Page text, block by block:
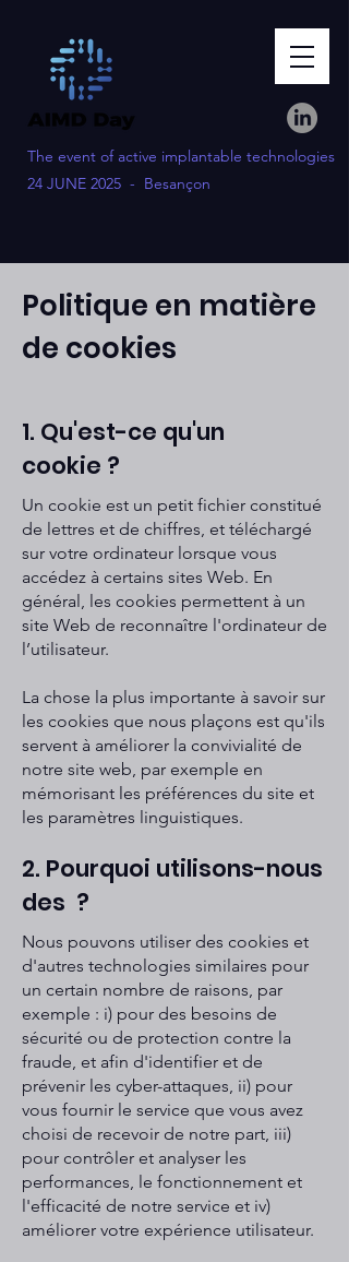
24 JUNE 2025 - Besançon
The event of active implantable technologies
Politique en matière
de cookies
1. Qu'est-ce qu'un
cookie ?
Un cookie est un petit fichier constitué
de lettres et de chiffres, et téléchargé
sur votre ordinateur lorsque vous
accédez à certains sites Web. En
général, les cookies permettent à un
site Web de reconnaître l'ordinateur de
l’utilisateur.
La chose la plus importante à savoir sur
les cookies que nous plaçons est qu'ils
servent à améliorer la convivialité de
notre site web, par exemple en
mémorisant les préférences du site et
les paramètres linguistiques.
2. Pourquoi utilisons-nous
des ?
Nous pouvons utiliser des cookies et
d'autres technologies similaires pour
un certain nombre de raisons, par
exemple : i) pour des besoins de
sécurité ou de protection contre la
fraude, et afin d'identifier et de
prévenir les cyber-attaques, ii) pour
vous fournir le service que vous avez
choisi de recevoir de notre part, iii)
pour contrôler et analyser les
performances, le fonctionnement et
l'efficacité de notre service et iv)
améliorer votre expérience utilisateur.